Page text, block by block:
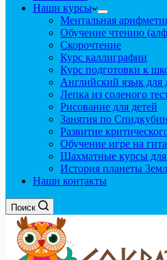
Наши курсы
Ментальная
Обучение чтению
Скорочтение
Курс каллиграфии
Курс подготовки к
Английский язык для
Лепка из соленого
Рисование для детей
Занятия по
Развитие
Обучение игре на
Шахматные курсы для
История планеты
Наши контакты
Поиск